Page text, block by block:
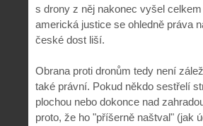
s drony z něj nakonec vyšel
americká justice se ohledně práva
české dost liší.
Obrana proti dronům tedy není
také právní. Pokud někdo sestřelí
plochou nebo dokonce nad
proto, že ho "příšerně naštval" (jak